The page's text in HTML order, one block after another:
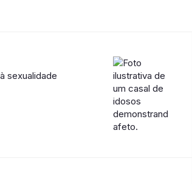
sexualidade